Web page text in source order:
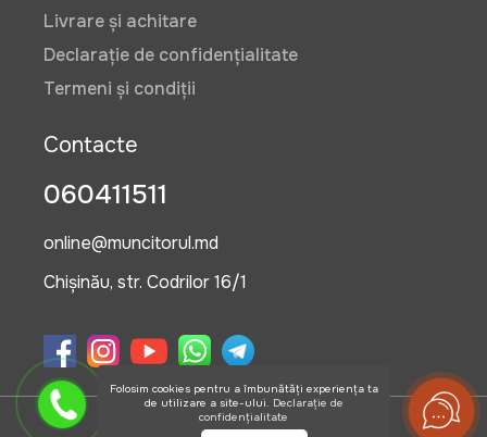
Livrare și achitare
Declarație de confidențialitate
Termeni și condiții
Contacte
060411511
online@muncitorul.md
Chișinău, str. Codrilor 16/1
Folosim cookies pentru a îmbunătăți experiența ta
de utilizare a site-ului. Declarație de
confidențialitate